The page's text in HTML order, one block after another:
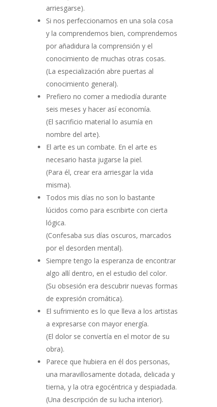
arriesgarse).
Si nos perfeccionamos en una sola cosa
y la comprendemos bien, comprendemos
por añadidura la comprensión y el
conocimiento de muchas otras cosas.
(La especialización abre puertas al
conocimiento general).
Prefiero no comer a mediodía durante
seis meses y hacer así economía.
(El sacrificio material lo asumía en
nombre del arte).
El arte es un combate. En el arte es
necesario hasta jugarse la piel.
(Para él, crear era arriesgar la vida
misma).
Todos mis días no son lo bastante
lúcidos como para escribirte con cierta
lógica.
(Confesaba sus días oscuros, marcados
por el desorden mental).
Siempre tengo la esperanza de encontrar
algo allí dentro, en el estudio del color.
(Su obsesión era descubrir nuevas formas
de expresión cromática).
El sufrimiento es lo que lleva a los artistas
a expresarse con mayor energía.
(El dolor se convertía en el motor de su
obra).
Parece que hubiera en él dos personas,
una maravillosamente dotada, delicada y
tierna, y la otra egocéntrica y despiadada.
(Una descripción de su lucha interior).